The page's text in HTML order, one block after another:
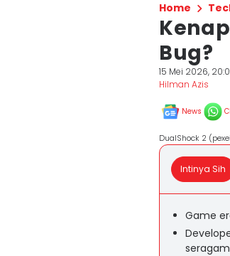
Home
Bug?
15 Mei 2026,
Hilman Azis
News
DualShock 2
Intinya Sih
Game